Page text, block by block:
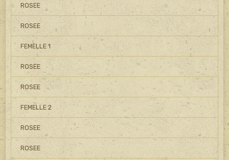
ROSEE
ROSEE
FEMELLE 1
ROSEE
ROSEE
FEMELLE 2
ROSEE
ROSEE